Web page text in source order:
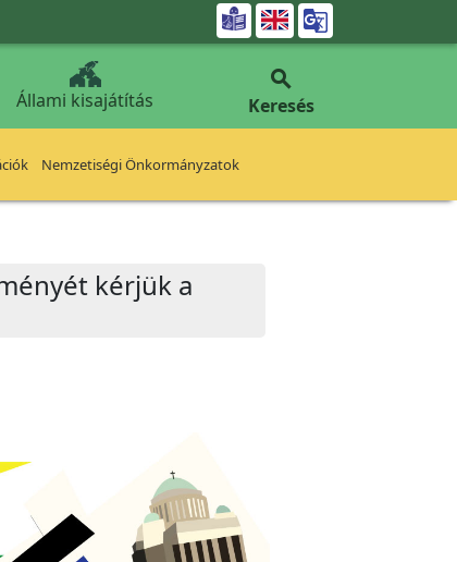

Állami kisajátítás

Keresés
Nemzetiségi Önkormányzatok
kérjük a